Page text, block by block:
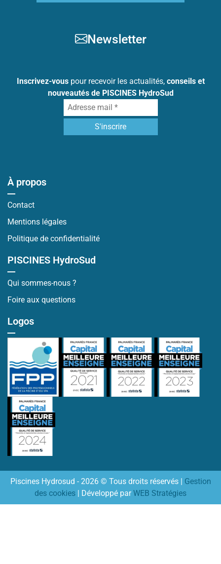
Newsletter
Inscrivez-vouspour recevoir les actualités, conseils et
nouveautés de PISCINES HydroSud
À propos
Contact
Mentions légales
Politique de confidentialité
PISCINES HydroSud
Qui sommes-nous ?
Foire aux questions
Logos
Piscines Hydrosud - 2026 © Tous droits réservés | Gestion
des cookies | Développé parWEB Stratégies